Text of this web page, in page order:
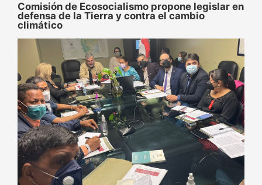
Comisión de Ecosocialismo propone legislar en
defensa de la Tierra y contra el cambio
climático